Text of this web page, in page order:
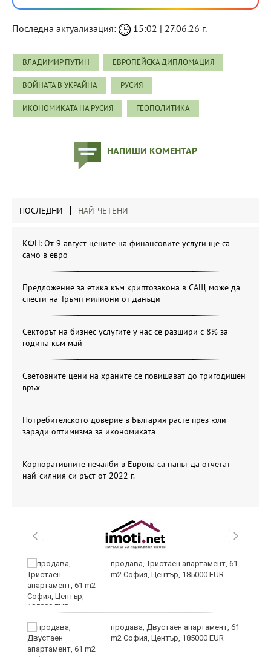
Последна актуализация: 15:02 | 27.06.26 г.
ВЛАДИМИР ПУТИН ЕВРОПЕЙСКА ДИПЛОМАЦИЯ
ВОЙНАТА В УКРАЙНА РУСИЯ
ИКОНОМИКАТА НА РУСИЯ ГЕОПОЛИТИКА
НАПИШИ КОМЕНТАР
ПОСЛЕДНИ НАЙ-ЧЕТЕНИ
КФН: От 9 август цените на финансовите услуги ще са
само в евро
Предложение за етика към криптозакона в САЩ може да
спести на Тръмп милиони от данъци
Секторът на бизнес услугите у нас се разшири с 8% за
година към май
Световните цени на храните се повишават до тригодишен
връх
Потребителското доверие в България расте през юли
заради оптимизма за икономиката
Корпоративните печалби в Европа са напът да отчетат
най-силния си ръст от 2022 г.
продава, Тристаен апартамент, 61
m2 София, Център, 185000 EUR
продава, Двустаен апартамент, 61
m2 София, Център, 185000 EUR